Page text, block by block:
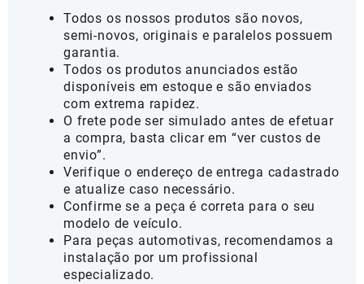
Todos os nossos produtos são novos,
semi-novos, originais e paralelos possuem
garantia.
Todos os produtos anunciados estão
disponíveis em estoque e são enviados
com extrema rapidez.
O frete pode ser simulado antes de efetuar
a compra, basta clicar em “ver custos de
envio”.
Verifique o endereço de entrega cadastrado
e atualize caso necessário.
Confirme se a peça é correta para o seu
modelo de veículo.
Para peças automotivas, recomendamos a
instalação por um profissional
especializado.